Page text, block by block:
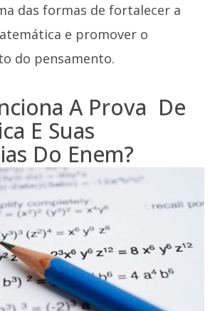
das formas de fortalecer a
e promover o
do pensamento.
A Prova De
E Suas
Do Enem?